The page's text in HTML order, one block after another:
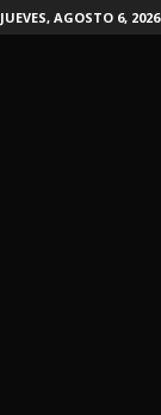
JUEVES, AGOSTO 6, 2026